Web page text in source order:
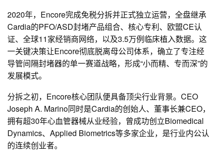
2020年，Encore完成免税分拆并正式独立运营，全盘继承
Cardia的PFO/ASD封堵产品组合、核心专利、欧盟CE认
证、全球11家经销商网络，以及3.5万例临床植入数据。这
一关键决策让Encore彻底脱离母公司体系，确立了专注经
导管间隔封堵器的单一赛道战略，形成“小而精、专而深”的
发展模式。
分拆之初，Encore核心团队便具备顶尖行业背景。CEO
Joseph A. Marino同时是Cardia的创始人、董事长兼CEO，
拥有超30年心血管器械从业经验，曾成功创立Biomedical
Dynamics、Applied Biometrics等多家企业，是行业内公认
的连续创业者。